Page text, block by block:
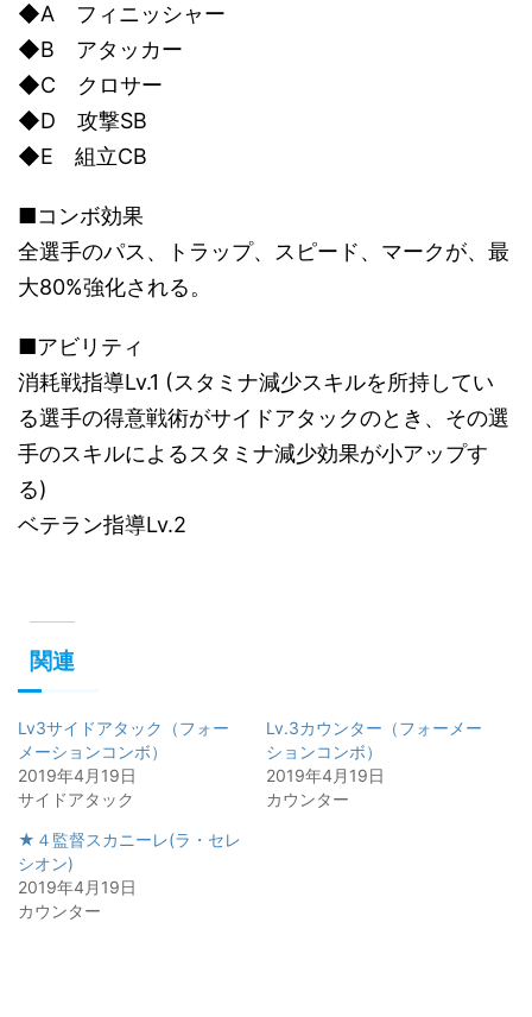
◆A フィニッシャー
◆B アタッカー
◆C クロサー
◆D 攻撃SB
◆E 組立CB
■コンボ効果
全選手のパス、トラップ、スピード、マークが、最
大80%強化される。
■アビリティ
消耗戦指導Lv.1 (スタミナ減少スキルを所持してい
る選手の得意戦術がサイドアタックのとき、その選
手のスキルによるスタミナ減少効果が小アップす
る)
ベテラン指導Lv.2
関連
Lv3サイドアタック（フォー
メーションコンボ）
2019年4月19日
サイドアタック
Lv.3カウンター（フォーメー
ションコンボ）
2019年4月19日
カウンター
★４監督スカニーレ(ラ・セレ
シオン)
2019年4月19日
カウンター